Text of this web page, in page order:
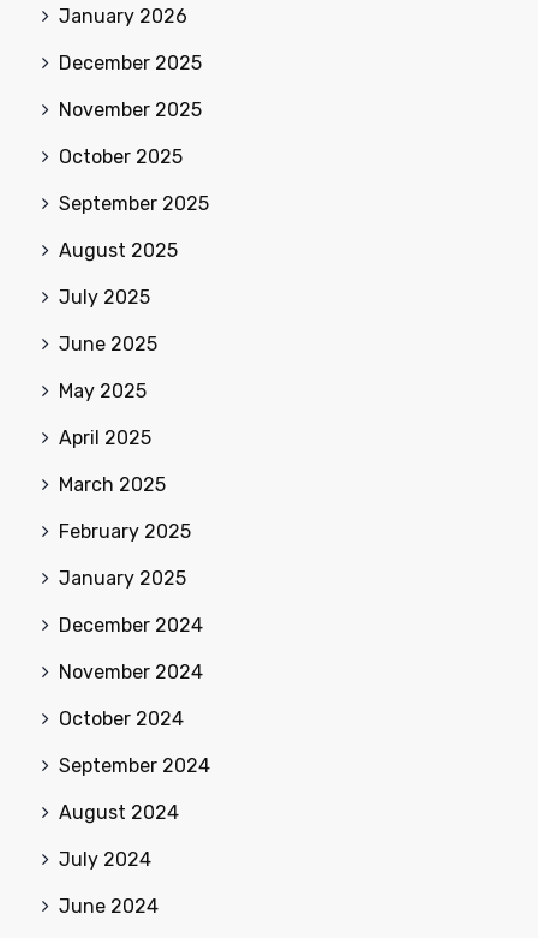
January 2026
December 2025
November 2025
October 2025
September 2025
August 2025
July 2025
June 2025
May 2025
April 2025
March 2025
February 2025
January 2025
December 2024
November 2024
October 2024
September 2024
August 2024
July 2024
June 2024